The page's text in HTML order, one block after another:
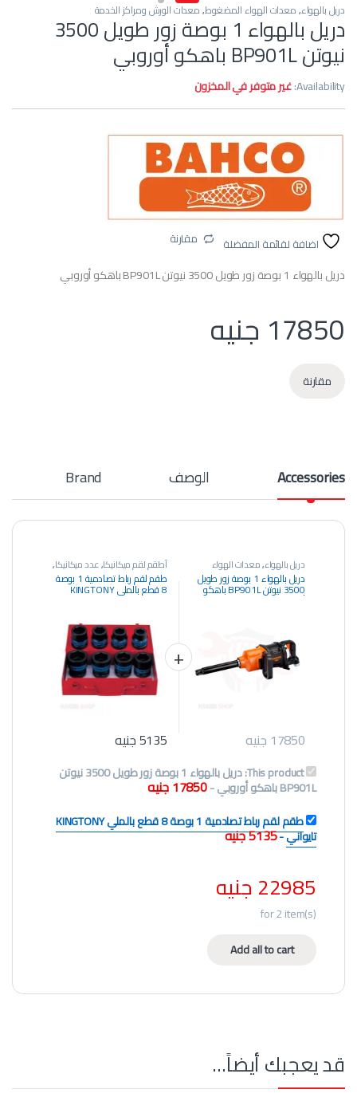
دريل بالهواء,معدات الهواء المضغوط,معدات الورش ومراكز الخدمة
دريل بالهواء 1 بوصة زور طويل 3500
نيوتن BP901L باهكو أوروبي
Availability: غير متوفر في المخزون
اضافة لقائمة المفضلة مقارنة
دريل بالهواء 1 بوصة زور طويل 3500 نيوتن BP901L باهكو أوروبي
17850 جنيه
مقارنة
Accessories الوصف Brand
دريل بالهواء,معدات الهواء
المضغوط,معدات الورش ومراكز
الخدمة دريل بالهواء 1 بوصة زور طويل
3500 نيوتن BP901L باهكو
أوروبي
17850 جنيه
أطقم لقم ميكانيكا,عدد ميكانيكا,
عدد يدوية طقم لقم رباط تصادمية 1 بوصة
8 قطع بالملي KINGTONY
تايواني
5135جنيه
This product: دريل بالهواء 1 بوصة زور طويل 3500 نيوتن
BP901L باهكو أوروبي -
17850جنيه
طقم لقم رباط تصادمية 1 بوصة 8 قطع بالملي KINGTONY
تايواني-
5135جنيه
22985 جنيه
for2item(s)
Add all to cart
قد يعجبك أيضاً…